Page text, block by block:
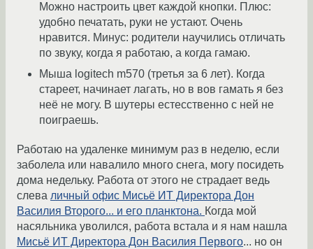
Можно настроить цвет каждой кнопки. Плюс:
удобно печатать, руки не устают. Очень
нравится. Минус: родители научились отличать
по звуку, когда я работаю, а когда гамаю.
Мыша logitech m570 (третья за 6 лет). Когда
стареет, начинает лагать, но в вов гамать я без
неё не могу. В шутеры естесственно с ней не
поиграешь.
Работаю на удаленке минимум раз в неделю, если
заболела или навалило много снега, могу посидеть
дома недельку. Работа от этого не страдает ведь
слева личный офис Мисьё ИТ Директора Дон
Василия Второго... и его планктона. Когда мой
насяльника уволился, работа встала и я нам нашла
Мисьё ИТ Директора Дон Василия Первого... но он